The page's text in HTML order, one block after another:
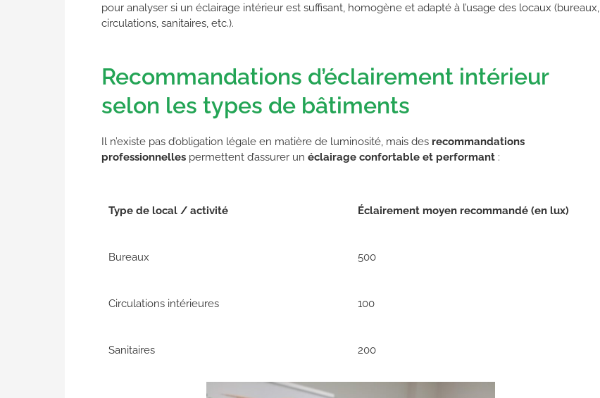
pour analyser si un éclairage intérieur est suffisant, homogène et adapté à l’usage des locaux (bureaux,
circulations, sanitaires, etc.).
Recommandations d’éclairement intérieur
selon les types de bâtiments
Il n’existe pas d’obligation légale en matière de luminosité, mais des recommandations
professionnelles permettent d’assurer un éclairage confortable et performant :
Type de local / activité Éclairement moyen recommandé (en lux)
Bureaux
Circulations intérieures
Sanitaires
500
100
200